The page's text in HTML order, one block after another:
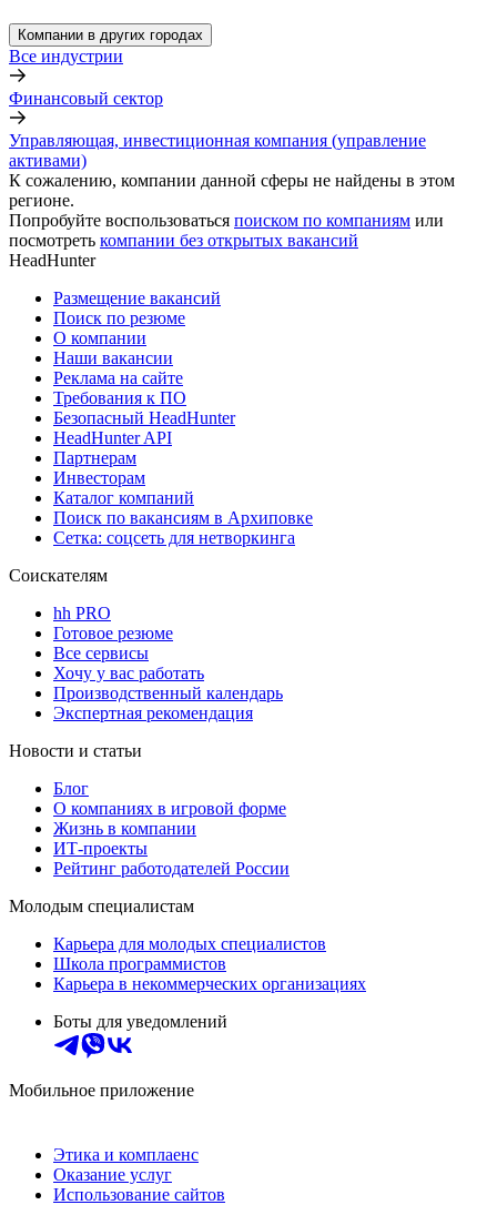
Компании в других городах
Все индустрии
Финансовый сектор
Управляющая, инвестиционная компания (управление
активами)
К сожалению, компании данной сферы не найдены в этом
регионе.
Попробуйте воспользоваться поиском по компаниям или
посмотреть компании без открытых вакансий
HeadHunter
Размещение вакансий
Поиск по резюме
О компании
Наши вакансии
Реклама на сайте
Требования к ПО
Безопасный HeadHunter
HeadHunter API
Партнерам
Инвесторам
Каталог компаний
Поиск по вакансиям в Архиповке
Сетка: соцсеть для нетворкинга
Соискателям
hh PRO
Готовое резюме
Все сервисы
Хочу у вас работать
Производственный календарь
Экспертная рекомендация
Новости и статьи
Блог
О компаниях в игровой форме
Жизнь в компании
ИТ-проекты
Рейтинг работодателей России
Молодым специалистам
Карьера для молодых специалистов
Школа программистов
Карьера в некоммерческих организациях
Боты для уведомлений
Мобильное приложение
Этика и комплаенс
Оказание услуг
Использование сайтов